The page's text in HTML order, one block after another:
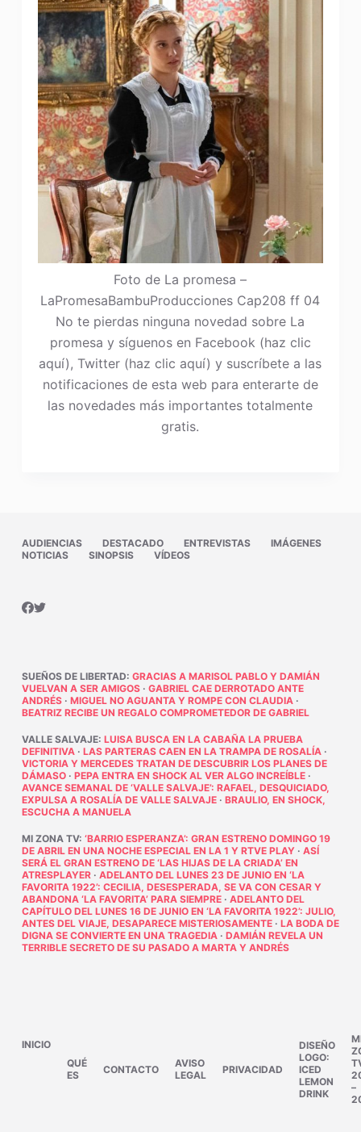
Foto de La promesa –
LaPromesaBambuProducciones Cap208 ff 04
No te pierdas ninguna novedad sobre La
promesa y síguenos en Facebook (haz clic
aquí), Twitter (haz clic aquí) y suscríbete a las
notificaciones de esta web para enterarte de
las novedades más importantes totalmente
gratis.
AUDIENCIAS DESTACADO ENTREVISTAS
IMÁGENES
NOTICIAS
SINOPSIS VÍDEOS
SUEÑOS DE LIBERTAD: GRACIAS A MARISOL PABLO Y DAMIÁN
VUELVAN A SER AMIGOS· GABRIEL CAE DERROTADO ANTE
ANDRÉS· MIGUEL NO AGUANTA Y ROMPE CON CLAUDIA·
BEATRIZ RECIBE UN REGALO COMPROMETEDOR DE GABRIEL
VALLE SALVAJE: LUISA BUSCA EN LA CABAÑA LA PRUEBA
DEFINITIVA· LAS PARTERAS CAEN EN LA TRAMPA DE ROSALÍA·
VICTORIA Y MERCEDES TRATAN DE DESCUBRIR LOS PLANES DE
DÁMASO· PEPA ENTRA EN SHOCK AL VER ALGO INCREÍBLE·
AVANCE SEMANAL DE ‘VALLE SALVAJE’: RAFAEL, DESQUICIADO,
EXPULSA A ROSALÍA DE VALLE SALVAJE· BRAULIO, EN SHOCK,
ESCUCHA A MANUELA
MI ZONA TV: ‘BARRIO ESPERANZA’: GRAN ESTRENO DOMINGO 19
DE ABRIL EN UNA NOCHE ESPECIAL EN LA 1 Y RTVE PLAY· ASÍ
SERÁ EL GRAN ESTRENO DE ‘LAS HIJAS DE LA CRIADA’ EN
ATRESPLAYER· ADELANTO DEL LUNES 23 DE JUNIO EN ‘LA
FAVORITA 1922’: CECILIA, DESESPERADA, SE VA CON CESAR Y
ABANDONA ‘LA FAVORITA’ PARA SIEMPRE· ADELANTO DEL
CAPÍTULO DEL LUNES 16 DE JUNIO EN ‘LA FAVORITA 1922’: JULIO,
ANTES DEL VIAJE, DESAPARECE MISTERIOSAMENTE· LA BODA DE
DIGNA SE CONVIERTE EN UNA TRAGEDIA· DAMIÁN REVELA UN
TERRIBLE SECRETO DE SU PASADO A MARTA Y ANDRÉS
INICIO
QUÉ
ES
CONTACTO
AVISO
LEGAL
PRIVACIDAD
DISEÑO
LOGO:
ICED
LEMON
DRINK
–